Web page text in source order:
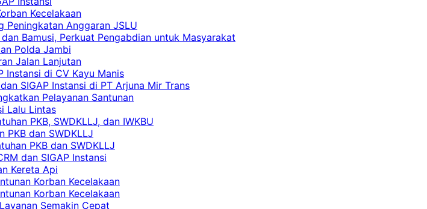
Kecelakaan
Peningkatan Anggaran JSLU
Bamusi, Perkuat Pengabdian untuk Masyarakat
Polda Jambi
Jalan Lanjutan
Instansi di CV Kayu Manis
SIGAP Instansi di PT Arjuna Mir Trans
Pelayanan Santunan
Lalu Lintas
PKB, SWDKLLJ, dan IWKBU
PKB dan SWDKLLJ
PKB dan SWDKLLJ
dan SIGAP Instansi
Kereta Api
Korban Kecelakaan
Korban Kecelakaan
Semakin Cepat